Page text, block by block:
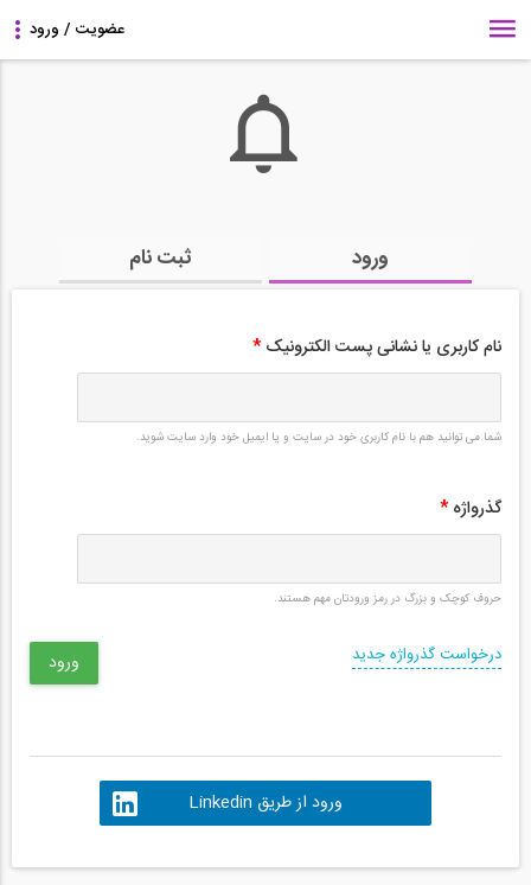
ورود ثبت نام
نام کاربری یا نشانی پست الکترونیک *
شما می توانید هم با نام کاربری خود در سایت و یا ایمیل خود وارد سایت شوید.
گذرواژه *
حروف کوچک و بزرگ در رمز ورودتان مهم هستند.
درخواست گذرواژه جدید
ورود از طریق Linkedin